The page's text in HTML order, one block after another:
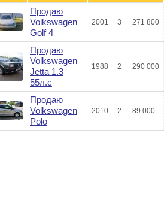
Продаю
Volkswagen
Golf 4
2001 3 271 800
Продаю
Volkswagen
Jetta 1.3
55л.с
1988 2 290 000
Продаю
Volkswagen
Polo
2010 2 89 000